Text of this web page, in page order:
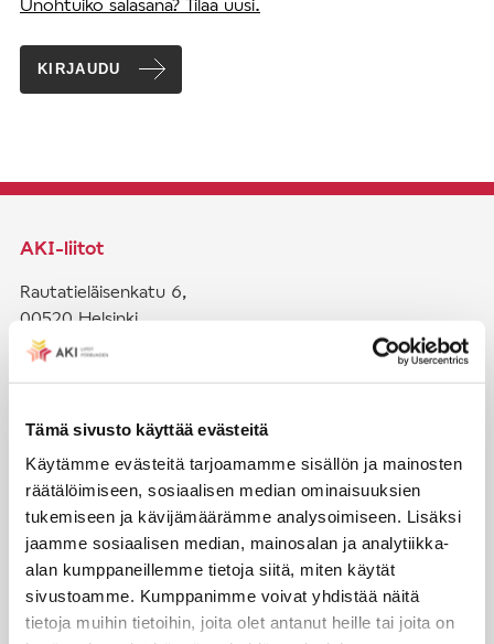
Tämä sivusto käyttää evästeitä
Käytämme evästeitä tarjoamamme sisällön ja mainosten
räätälöimiseen, sosiaalisen median ominaisuuksien
tukemiseen ja kävijämäärämme analysoimiseen. Lisäksi
jaamme sosiaalisen median, mainosalan ja analytiikka-
alan kumppaneillemme tietoja siitä, miten käytät
sivustoamme. Kumppanimme voivat yhdistää näitä
tietoja muihin tietoihin, joita olet antanut heille tai joita on
KIRJAUDU
AKI-liitot
Rautatieläisenkatu 6,
00520 Helsinki
puh. (09) 4270 1503
Seuraa meitä somessa:
JÄSENYYS